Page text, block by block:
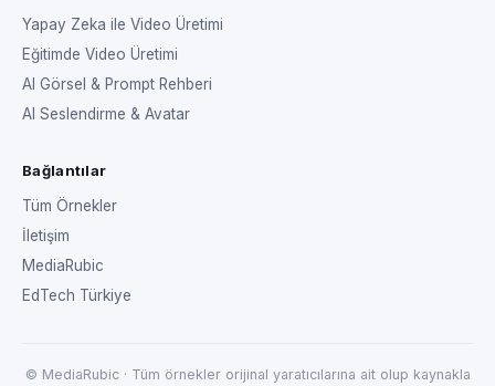
Yapay Zeka ile Video Üretimi
Eğitimde Video Üretimi
AI Görsel & Prompt Rehberi
AI Seslendirme & Avatar
Bağlantılar
Tüm Örnekler
İletişim
MediaRubic
EdTech Türkiye
© MediaRubic · Tüm örnekler orijinal yaratıcılarına ait olup kaynakla